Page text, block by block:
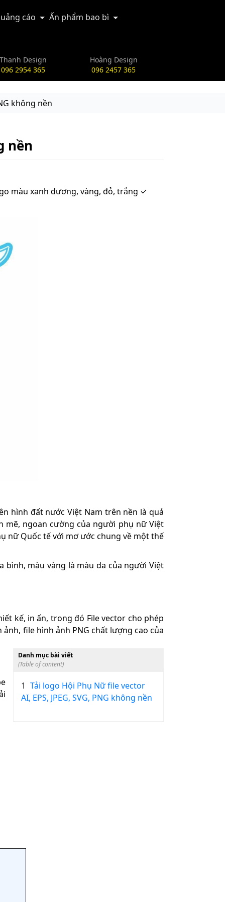
cáo
Ấn phẩm bao bì
Thanh Design
096 2954 365
Hoàng Design
096 2457 365
không nền
nền
màu xanh dương, vàng, đỏ, trắng ✓
hình đất nước Việt Nam trên nền là quả
mẽ, ngoan cường của người phụ nữ Việt
nữ Quốc tế với mơ ước chung về một thế
bình, màu vàng là màu da của người Việt
kế, in ấn, trong đó File vector cho phép
file hình ảnh PNG chất lượng cao của
Danh mục bài viết
(Table of content)
1 Tải logo Hội Phụ Nữ file vector
AI, EPS, JPEG, SVG, PNG không nền